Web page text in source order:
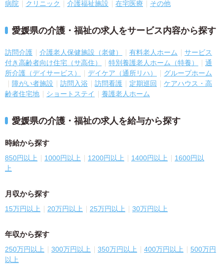
病院 クリニック 介護福祉施設 在宅医療 その他
愛媛県の介護・福祉の求人をサービス内容から探す
訪問介護 介護老人保健施設（老健） 有料老人ホーム
サービス
付き高齢者向け住宅（サ高住）
特別養護老人ホーム（特養）
通
所介護（デイサービス）
デイケア（通所リハ）
グループホーム
障がい者施設
訪問入浴 訪問看護 定期巡回
ケアハウス・高
齢者住宅地
ショートステイ 養護老人ホーム
愛媛県の介護・福祉の求人を給与から探す
時給から探す
850円以上 1000円以上 1200円以上 1400円以上
1600円以
上
月収から探す
15万円以上 20万円以上 25万円以上 30万円以上
年収から探す
250万円以上 300万円以上 350万円以上 400万円以上
500万円
以上